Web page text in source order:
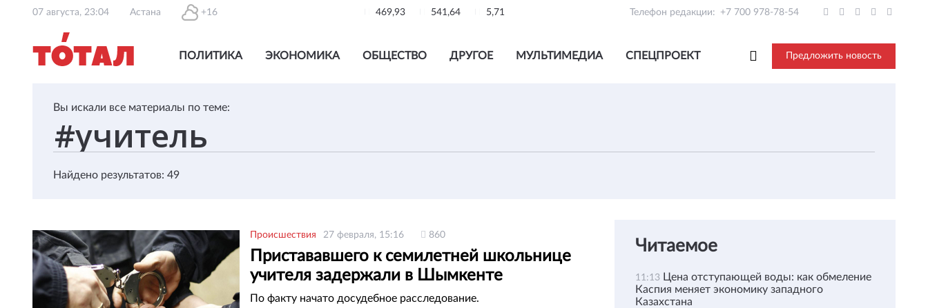
07 августа, 23:04 Астана +16 469,93 541,64 5,71 Телефон редакции: +7 700 978-78-54
ПОЛИТИКА ЭКОНОМИКА ОБЩЕСТВО ДРУГОЕ МУЛЬТИМЕДИА СПЕЦПРОЕКТ Предложить новость
Вы искали все материалы по теме:
Найдено результатов: 49
Происшествия 27 февраля, 15:16 860
Пристававшего к семилетней школьнице
учителя задержали в Шымкенте
По факту начато досудебное расследование.
Читаемое
11:13 Цена отступающей воды: как обмеление
Каспия меняет экономику западного
Казахстана